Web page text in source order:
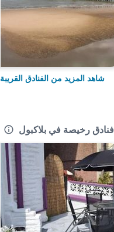
شاهد المزيد من الفنادق القريبة
فنادق رخيصة في بلاكبول